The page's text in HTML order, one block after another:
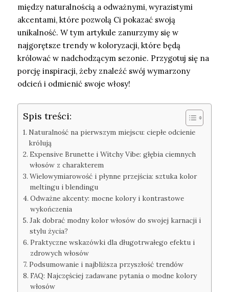
między naturalnością a odważnymi, wyrazistymi
akcentami, które pozwolą Ci pokazać swoją
unikalność. W tym artykule zanurzymy się w
najgorętsze trendy w koloryzacji, które będą
królować w nadchodzącym sezonie. Przygotuj się na
porcję inspiracji, żeby znaleźć swój wymarzony
odcień i odmienić swoje włosy!
Spis treści:
Naturalność na pierwszym miejscu: ciepłe odcienie
królują
Expensive Brunette i Witchy Vibe: głębia ciemnych
włosów z charakterem
Wielowymiarowość i płynne przejścia: sztuka kolor
meltingu i blendingu
Odważne akcenty: mocne kolory i kontrastowe
wykończenia
Jak dobrać modny kolor włosów do swojej karnacji i
stylu życia?
Praktyczne wskazówki dla długotrwałego efektu i
zdrowych włosów
Podsumowanie i najbliższa przyszłość trendów
FAQ: Najczęściej zadawane pytania o modne kolory
włosów